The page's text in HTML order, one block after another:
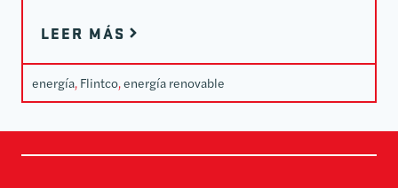
LEER MÁS
energía, Flintco, energía renovable